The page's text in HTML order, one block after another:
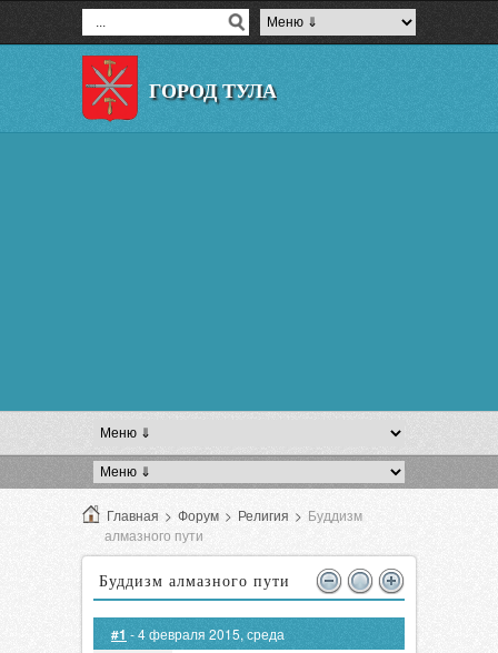
ГОРОД ТУЛА
Главная > Форум > Религия > Буддизм
алмазного пути
Буддизм алмазного пути
#1 - 4 февраля 2015, среда